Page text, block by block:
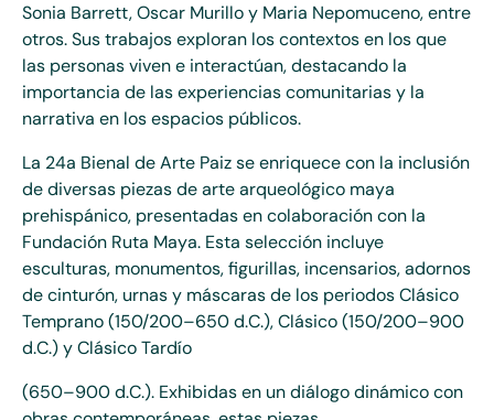
Sonia Barrett, Oscar Murillo y Maria Nepomuceno, entre
otros.Sustrabajos exploran los contextos en los que
las personas viven e interactúan, destacando la
importancia de las experiencias comunitarias y la
narrativa en los espacios públicos.
La 24a Bienal de Arte Paiz se enriquece con la inclusión
de diversas piezas de arte arqueológico maya
prehispánico, presentadas en colaboración con la
Fundación Ruta Maya. Esta selección incluye
esculturas, monumentos, figurillas, incensarios, adornos
de cinturón, urnas y máscaras de los periodos Clásico
Temprano (150/200–650 d.C.), Clásico (150/200–900
d.C.) y Clásico Tardío
(650–900 d.C.). Exhibidas en un diálogo dinámico con